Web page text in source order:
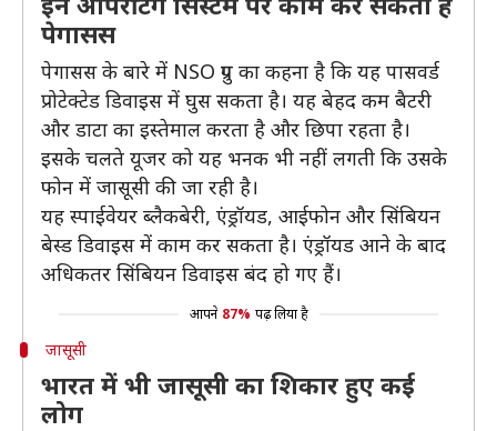
पेगासस
पेगासस के बारे में NSO ग्रुप का कहना है कि यह पासवर्ड
प्रोटेक्टेड डिवाइस में घुस सकता है। यह बेहद कम बैटरी
और डाटा का इस्तेमाल करता है और छिपा रहता है।
इसके चलते यूजर को यह भनक भी नहीं लगती कि उसके
फोन में जासूसी की जा रही है।
यह स्पाईवेयर ब्लैकबेरी, एंड्रॉयड, आईफोन और सिंबियन
बेस्ड डिवाइस में काम कर सकता है। एंड्रॉयड आने के बाद
अधिकतर सिंबियन डिवाइस बंद हो गए हैं।
आपने 87% पढ़ लिया है
जासूसी
भारत में भी जासूसी का शिकार हुए कई
लोग